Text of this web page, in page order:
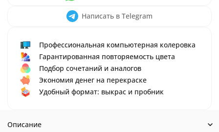
Написать в Telegram
Профессиональная компьютерная колеровка
Гарантированная повторяемость цвета
Подбор сочетаний и аналогов
Экономия денег на перекраске
Удобный формат: выкрас и пробник
Описание